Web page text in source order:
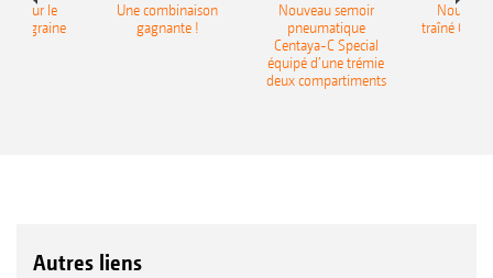
pour le
Une combinaison
gagnante !
Nouveau semoir
pneumatique
Centaya-C Special
équipé d’une trémie
deux compartiments
traîné
Autres liens